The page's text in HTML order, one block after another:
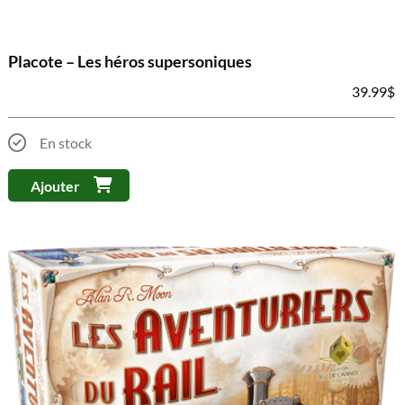
Placote – Les héros supersoniques
39.99$
En stock
Ajouter